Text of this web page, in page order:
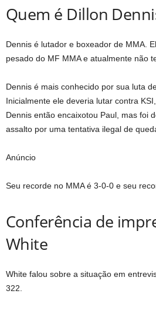
Quem é Dillon
Dennis é lutador e boxeador de MMA.
pesado do MF MMA e atualmente não
Dennis é mais conhecido por sua luta
Inicialmente ele deveria lutar contra
Dennis então encaixotou Paul, mas foi
assalto por uma tentativa ilegal de
Anúncio
Seu recorde no MMA é 3-0-0 e seu
Conferência de
White
White falou sobre a situação em
322.